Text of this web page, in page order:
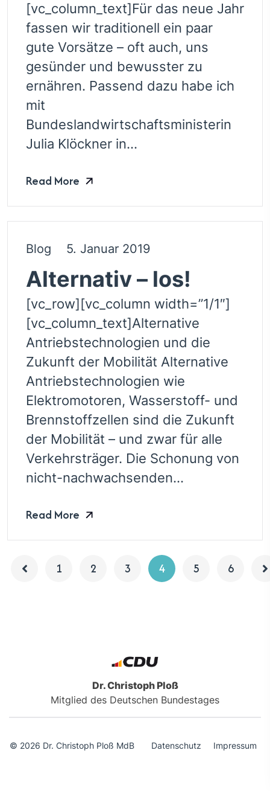
[vc_column_text]Für das neue Jahr
fassen wir traditionell ein paar
gute Vorsätze – oft auch, uns
gesünder und bewusster zu
ernähren. Passend dazu habe ich
mit
Bundeslandwirtschaftsministerin
Julia Klöckner in...
Read More
Blog 5. Januar 2019
Alternativ – los!
[vc_row][vc_column width=”1/1″]
[vc_column_text]Alternative
Antriebstechnologien und die
Zukunft der Mobilität Alternative
Antriebstechnologien wie
Elektromotoren, Wasserstoff- und
Brennstoffzellen sind die Zukunft
der Mobilität – und zwar für alle
Verkehrsträger. Die Schonung von
nicht-nachwachsenden...
Read More
1 2 3 4 5 6
Dr. Christoph Ploß
Mitglied des Deutschen Bundestages
© 2026 Dr. Christoph Ploß MdB Datenschutz Impressum